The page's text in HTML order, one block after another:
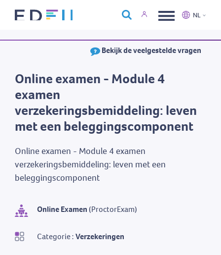
Over Edfin
Kalender
NL
Français
Bekijk de veelgestelde vragen
Online Examen(ProctorExam)
Categorie :Verzekeringen
Online examen - Module 4
examen
verzekeringsbemiddeling: leven
met een beleggingscomponent
Online examen - Module 4 examen
verzekeringsbemiddeling: leven met een
beleggingscomponent